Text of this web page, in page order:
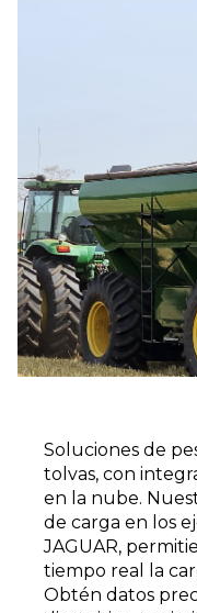
Soluciones de
tolvas, con
en la nube.
de carga en los
JAGUAR,
tiempo real la
Obtén datos